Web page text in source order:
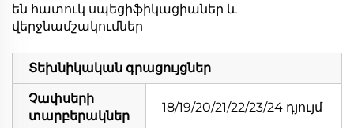
են հատուկ սպեցիֆիկացիաներ և
վերջնամշակումներ
Տեխնիկական գրացույցներ
Չափսերի
տարբերակներ
18/19/20/21/22/23/24 դյույմ